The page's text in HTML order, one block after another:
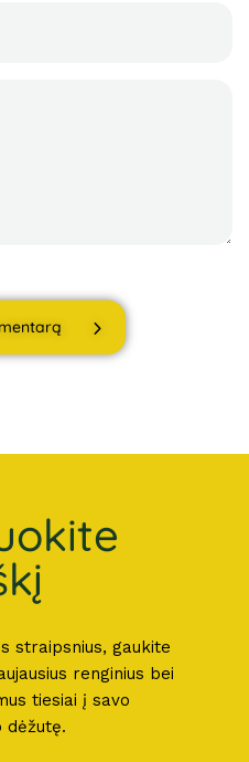
straipsnius, gaukite
renginius bei
tiesiai į savo
dėžutę.